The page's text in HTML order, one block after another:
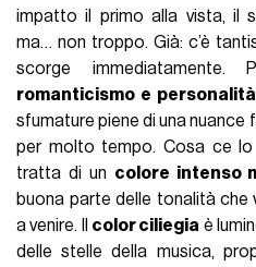
impatto il primo alla vista, il
ma… non troppo. Già: c’è
scorge immediatamente.
romanticismo e
sfumature piene di una
per molto tempo. Cosa ce
tratta di un colore intenso
buona parte delle tonalità che
a venire. Il color ciliegia è
delle stelle della musica,